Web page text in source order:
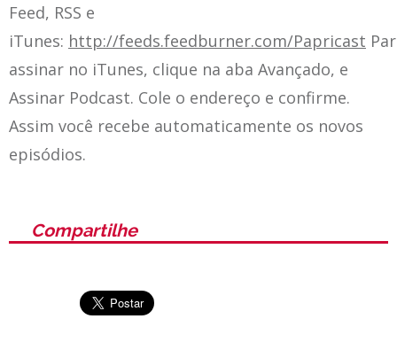
Feed, RSS e
iTunes: http://feeds.feedburner.com/Papricast
assinar no iTunes, clique na aba Avançado, e
Assinar Podcast. Cole o endereço e confirme.
Assim você recebe automaticamente os novos
episódios.
Compartilhe